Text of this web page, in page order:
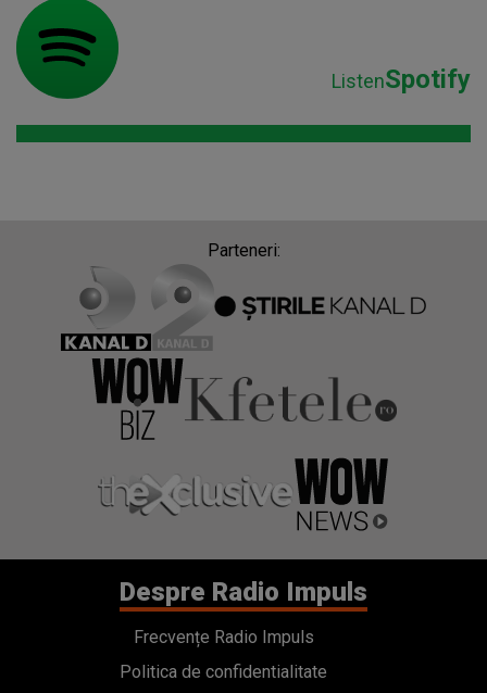
ListenSpotify
Parteneri:
Despre Radio Impuls
Frecvențe Radio Impuls
Politica de confidentialitate